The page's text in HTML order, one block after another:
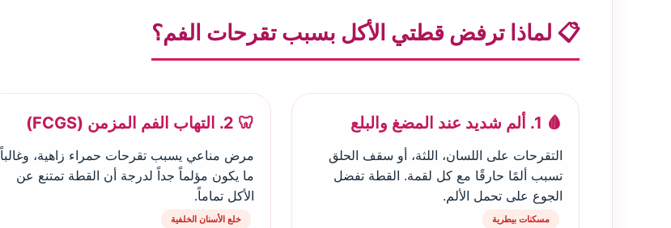
📋 لماذا ترفض قطتي الأكل بسبب تقرحات الفم؟
🩸 1. ألم شديد عند المضغ والبلع
التقرحات على اللسان، اللثة، أو سقف الحلق
تسبب ألمًا حارقًا مع كل لقمة. القطة تفضل
الجوع على تحمل الألم.
مسكنات بيطرية
🦷 2. التهاب الفم المزمن (FCGS)
مرض مناعي يسبب تقرحات حمراء زاهية، وغالباً
ما يكون مؤلماً جداً لدرجة أن القطة تمتنع عن
الأكل تماماً.
خلع الأسنان الخلفية